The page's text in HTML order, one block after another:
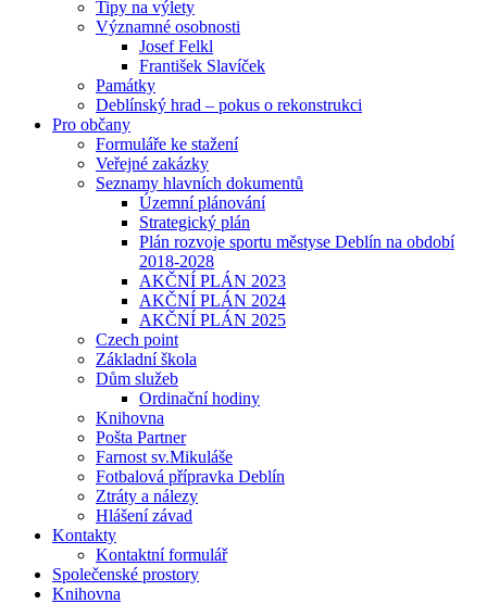
Tipy na výlety
Významné osobnosti
Josef Felkl
František Slavíček
Památky
Deblínský hrad – pokus o rekonstrukci
Pro občany
Formuláře ke stažení
Veřejné zakázky
Seznamy hlavních dokumentů
Územní plánování
Strategický plán
Plán rozvoje sportu městyse Deblín na období
2018-2028
AKČNÍ PLÁN 2023
AKČNÍ PLÁN 2024
AKČNÍ PLÁN 2025
Czech point
Základní škola
Dům služeb
Ordinační hodiny
Knihovna
Pošta Partner
Farnost sv.Mikuláše
Fotbalová přípravka Deblín
Ztráty a nálezy
Hlášení závad
Kontakty
Kontaktní formulář
Společenské prostory
Knihovna